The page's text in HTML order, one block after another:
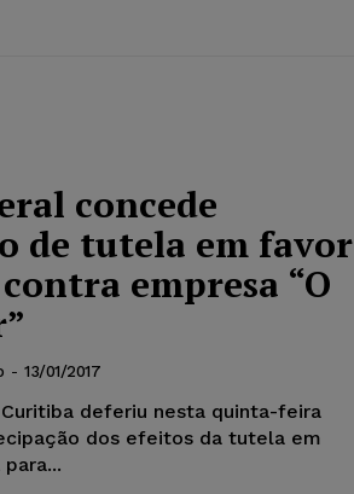
concede
de tutela em favor
empresa “O
- 13/01/2017
Curitiba deferiu nesta quinta-feira
dos efeitos da tutela em